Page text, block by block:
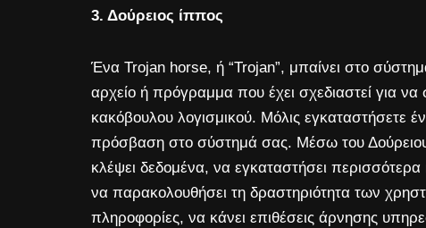
3. Δούρειος ίππος
Ένα Trojan horse, ή “Trojan”, μπαίνει στο
αρχείο ή πρόγραμμα που έχει σχεδιαστεί για
κακόβουλου λογισμικού. Μόλις εγκαταστήσετε
πρόσβαση στο σύστημά σας. Μέσω του
κλέψει δεδομένα, να εγκαταστήσει
να παρακολουθήσει τη δραστηριότητα των
πληροφορίες, να κάνει επιθέσεις άρνησης